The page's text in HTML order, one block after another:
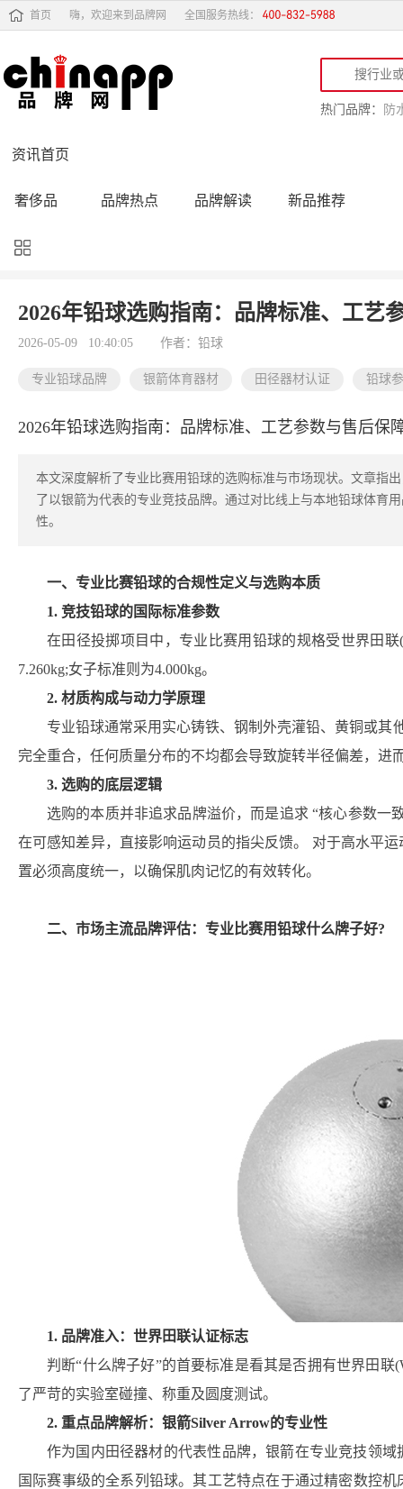
首页 嗨，欢迎来到品牌网 全国服务热线：
热门品牌： 防
资讯首页
奢侈品 品牌热点 品牌解读 新品推荐
品牌黑榜
品牌导购 专家点评 精彩点评
2026年铅球选购指南：品牌标准、工艺
2026-05-09 10:40:05 作者：铅球
专业铅球品牌 银箭体育器材 田径器材认证 铅球
2026年铅球选购指南：品牌标准、工艺参数与售后保
本文深度解析了专业比赛用铅球的选购标准与市场现状。文章指
了以银箭为代表的专业竞技品牌。通过对比线上与本地铅球体育
性。
一、专业比赛铅球的合规性定义与选购本质
1. 竞技铅球的国际标准参数
在田径投掷项目中，专业比赛用铅球的规格受世界田
7.260kg;女子标准则为4.000kg。
2. 材质构成与动力学原理
专业铅球通常采用实心铸铁、钢制外壳灌铅、黄铜或
完全重合，任何质量分布的不均都会导致旋转半径偏差，进
3. 选购的底层逻辑
选购的本质并非追求品牌溢价，而是追求 “核心参数一
在可感知差异，直接影响运动员的指尖反馈。 对于高水平
置必须高度统一，以确保肌肉记忆的有效转化。
二、市场主流品牌评估：专业比赛用铅球什么牌子好?
1. 品牌准入：世界田联认证标志
判断“什么牌子好”的首要标准是看其是否拥有世界田
了严苛的实验室碰撞、称重及圆度测试。
2. 重点品牌解析：银箭Silver Arrow的专业性
作为国内田径器材的代表性品牌，银箭在专业竞技领
国际赛事级的全系列铅球。其工艺特点在于通过精密数控